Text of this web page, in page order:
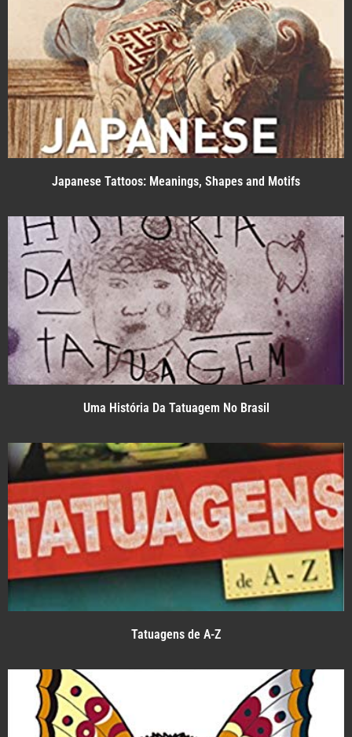
Japanese Tattoos: Meanings, Shapes and Motifs
Uma História Da Tatuagem No Brasil
Tatuagens de A-Z